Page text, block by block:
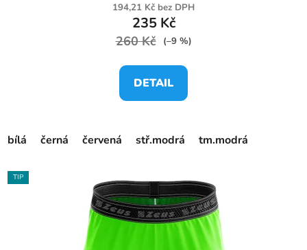
194,21 Kč bez DPH
235 Kč
260 Kč (–9 %)
DETAIL
bílá černá červená stř.modrá tm.modrá
TIP